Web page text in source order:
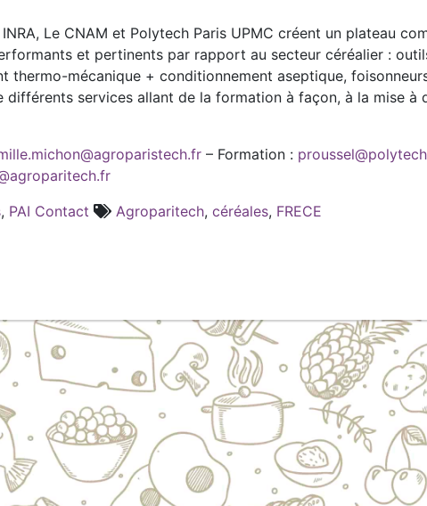
Le CNAM et Polytech Paris UPMC créent un plateau
et pertinents par rapport au secteur céréalier :
thermo-mécanique + conditionnement aseptique,
différents services allant de la formation à façon, à la mise
– Formation :
, PAI Contact Agroparitech, céréales, FRECE